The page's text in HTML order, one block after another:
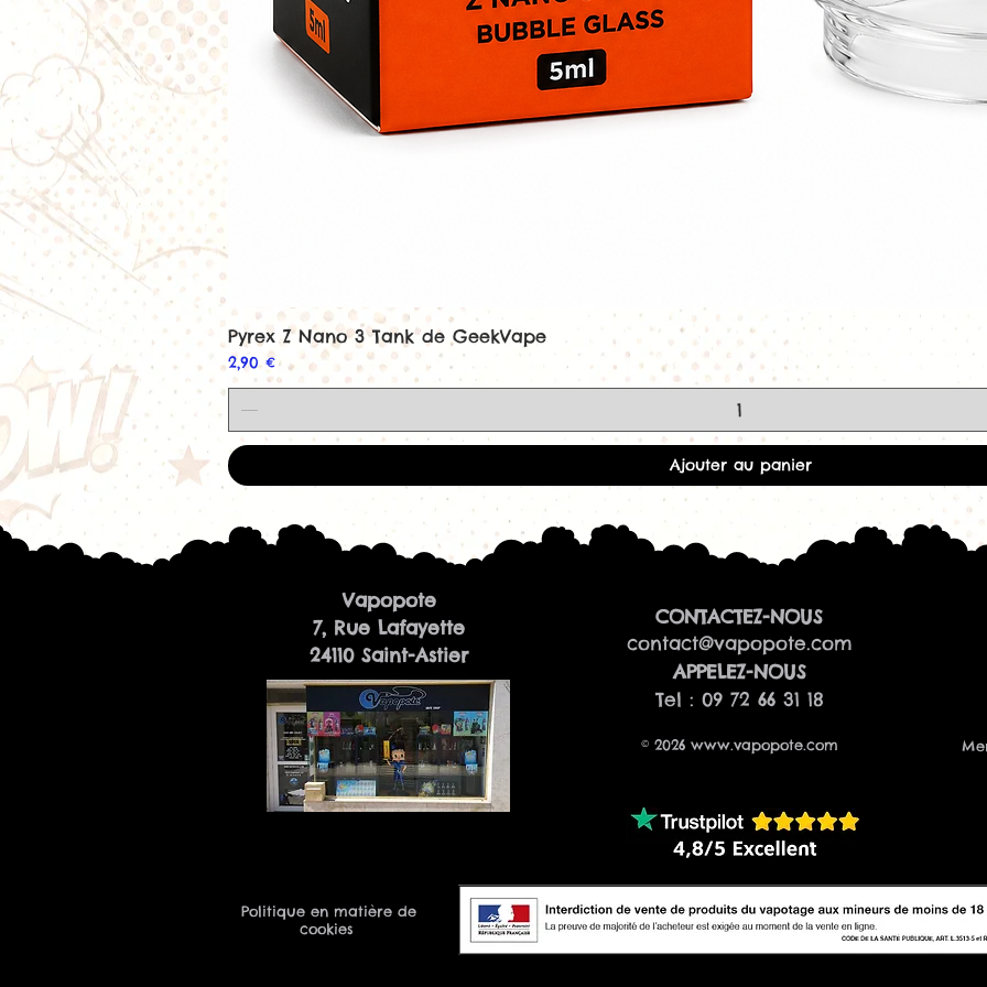
Aperçu rapide
Pyrex Z Nano 3 Tank de GeekVape
Prix
2,90 €
Ajouter au panier
Vapopote
7, Rue Lafayette
24110 Saint-Astier
CONTACTEZ-NOUS
contact@vapopote.com
​APPELEZ-NOUS
Tel : 09 72 66 31 18
© 2026 www.vapopote.com
Politique en matière de
cookies